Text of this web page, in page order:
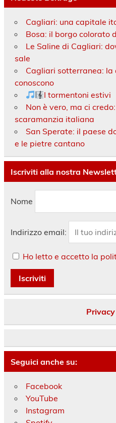
Cagliari: una capitale
Bosa: il borgo colorato
Le Saline di Cagliari:
sale
Cagliari sotterranea: la
conoscono
I tormentoni estivi
Non è vero, ma ci
scaramanzia italiana
San Sperate: il paese
e le pietre cantano
Iscriviti alla nostra
Nome
Indirizzo email:
Ho letto e accetto la
Seguici anche su:
Facebook
YouTube
Instagram